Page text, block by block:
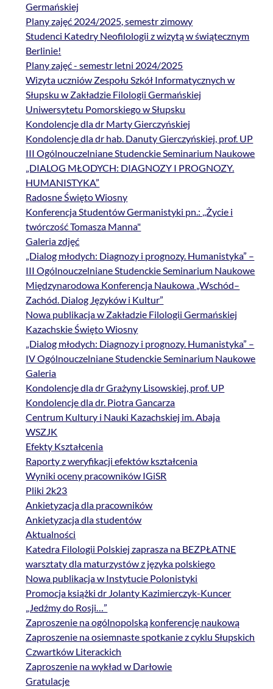
Germańskiej
Plany zajęć 2024/2025, semestr zimowy
Studenci Katedry Neofilologii z wizytą w świątecznym
Berlinie!
Plany zajęć - semestr letni 2024/2025
Wizyta uczniów Zespołu Szkół Informatycznych w
Słupsku w Zakładzie Filologii Germańskiej
Uniwersytetu Pomorskiego w Słupsku
Kondolencje dla dr Marty Gierczyńskiej
Kondolencje dla dr hab. Danuty Gierczyńskiej, prof. UP
III Ogólnouczelniane Studenckie Seminarium Naukowe
„DIALOG MŁODYCH: DIAGNOZY I PROGNOZY.
HUMANISTYKA”
Radosne Święto Wiosny
Konferencja Studentów Germanistyki pn.: ,,Życie i
twórczość Tomasza Manna"
Galeria zdjęć
„Dialog młodych: Diagnozy i prognozy. Humanistyka” –
III Ogólnouczelniane Studenckie Seminarium Naukowe
Międzynarodowa Konferencja Naukowa „Wschód–
Zachód. Dialog Języków i Kultur”
Nowa publikacja w Zakładzie Filologii Germańskiej
Kazachskie Święto Wiosny
„Dialog młodych: Diagnozy i prognozy. Humanistyka” –
IV Ogólnouczelniane Studenckie Seminarium Naukowe
Galeria
Kondolencje dla dr Grażyny Lisowskiej, prof. UP
Kondolencje dla dr. Piotra Gancarza
Centrum Kultury i Nauki Kazachskiej im. Abaja
WSZJK
Efekty Kształcenia
Raporty z weryfikacji efektów kształcenia
Wyniki oceny pracowników IGiSR
Pliki 2k23
Ankietyzacja dla pracowników
Ankietyzacja dla studentów
Aktualności
Katedra Filologii Polskiej zaprasza na BEZPŁATNE
warsztaty dla maturzystów z języka polskiego
Nowa publikacja w Instytucie Polonistyki
Promocja książki dr Jolanty Kazimierczyk-Kuncer
„Jedźmy do Rosji…”
Zaproszenie na ogólnopolską konferencję naukową
Zaproszenie na osiemnaste spotkanie z cyklu Słupskich
Czwartków Literackich
Zaproszenie na wykład w Darłowie
Gratulacje